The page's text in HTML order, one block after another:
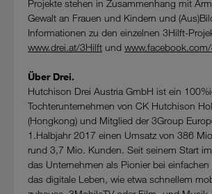
Projekte stehen in Zusammenhang mit
Gewalt an Frauen und Kindern und
Informationen zu den einzelnen 3Hilft-
www.drei.at/3Hilft und
Über Drei.
Hutchison Drei Austria GmbH ist ein
Tochterunternehmen von CK Hutchison
(Hongkong) und Mitglied der 3Group
1.Halbjahr 2017 einen Umsatz von 386
rund 3,7 Mio. Kunden. Seit seinem Start
das Unternehmen als Pionier bei
das digitale Leben, wie etwa schnellem